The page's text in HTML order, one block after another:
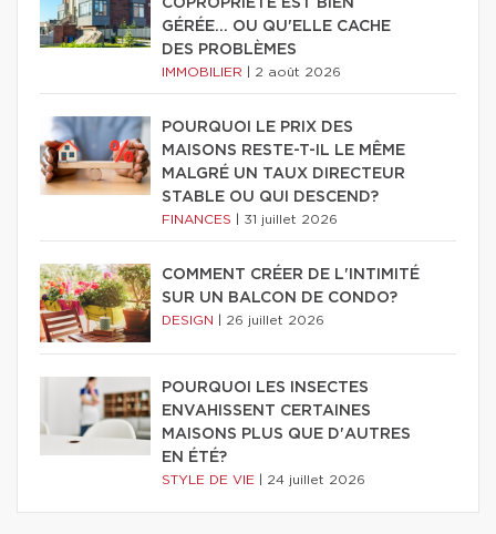
COPROPRIÉTÉ EST BIEN
GÉRÉE… OU QU'ELLE CACHE
DES PROBLÈMES
IMMOBILIER 2 août 2026
POURQUOI LE PRIX DES
MAISONS RESTE-T-IL LE MÊME
MALGRÉ UN TAUX DIRECTEUR
STABLE OU QUI DESCEND?
FINANCES 31 juillet 2026
COMMENT CRÉER DE L'INTIMITÉ
SUR UN BALCON DE CONDO?
DESIGN 26 juillet 2026
POURQUOI LES INSECTES
ENVAHISSENT CERTAINES
MAISONS PLUS QUE D'AUTRES
EN ÉTÉ?
STYLE DE VIE 24 juillet 2026